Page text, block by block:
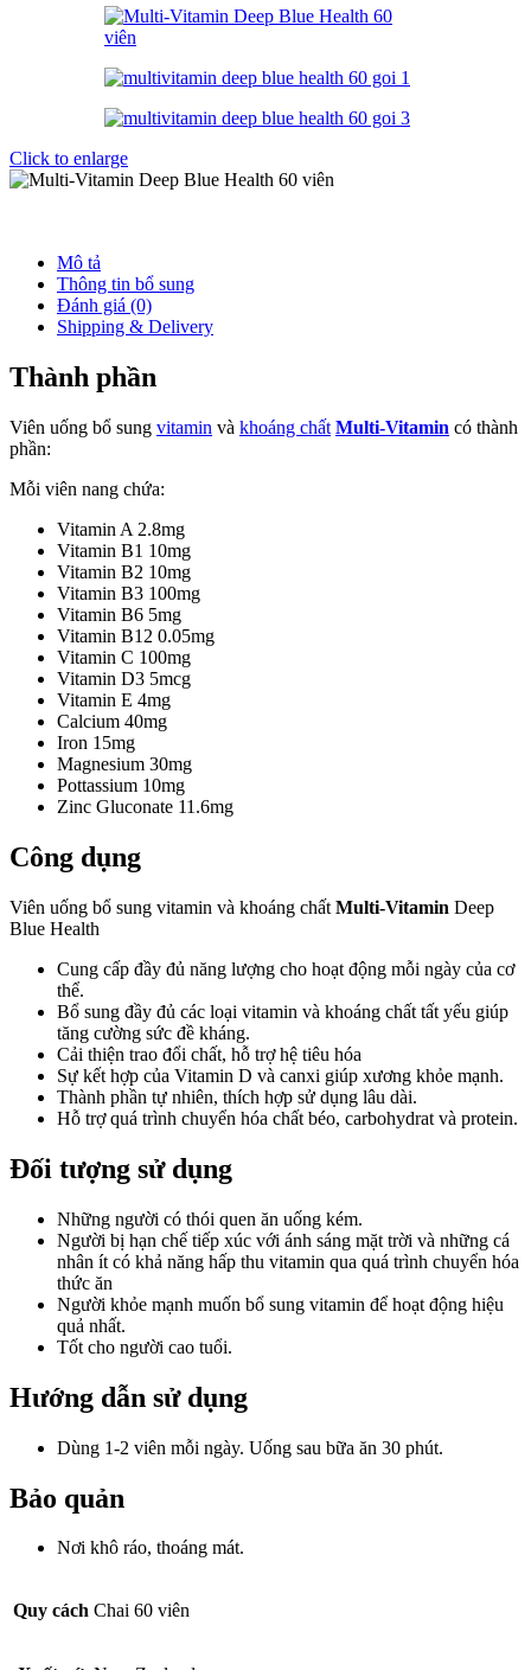
Click to enlarge
Mô tả
Thông tin bổ sung
Đánh giá (0)
Shipping & Delivery
Thành phần
Viên uống bổ sung vitamin và khoáng chất Multi-Vitamin có thành
phần:
Mỗi viên nang chứa:
Vitamin A 2.8mg
Vitamin B1 10mg
Vitamin B2 10mg
Vitamin B3 100mg
Vitamin B6 5mg
Vitamin B12 0.05mg
Vitamin C 100mg
Vitamin D3 5mcg
Vitamin E 4mg
Calcium 40mg
Iron 15mg
Magnesium 30mg
Pottassium 10mg
Zinc Gluconate 11.6mg
Công dụng
Viên uống bổ sung vitamin và khoáng chất Multi-Vitamin Deep
Blue Health
Cung cấp đầy đủ năng lượng cho hoạt động mỗi ngày của cơ
thể.
Bổ sung đầy đủ các loại vitamin và khoáng chất tất yếu giúp
tăng cường sức đề kháng.
Cải thiện trao đổi chất, hỗ trợ hệ tiêu hóa
Sự kết hợp của Vitamin D và canxi giúp xương khỏe mạnh.
Thành phần tự nhiên, thích hợp sử dụng lâu dài.
Hỗ trợ quá trình chuyển hóa chất béo, carbohydrat và protein.
Đối tượng sử dụng
Những người có thói quen ăn uống kém.
Người bị hạn chế tiếp xúc với ánh sáng mặt trời và những cá
nhân ít có khả năng hấp thu vitamin qua quá trình chuyển hóa
thức ăn
Người khỏe mạnh muốn bổ sung vitamin để hoạt động hiệu
quả nhất.
Tốt cho người cao tuổi.
Hướng dẫn sử dụng
Dùng 1-2 viên mỗi ngày. Uống sau bữa ăn 30 phút.
Bảo quản
Nơi khô ráo, thoáng mát.
Quy cách Chai 60 viên